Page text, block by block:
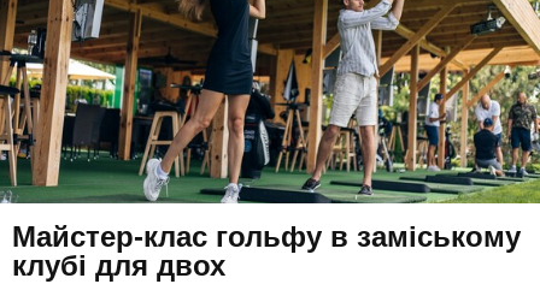
Майстер-клас гольфу в заміському
клубі для двох